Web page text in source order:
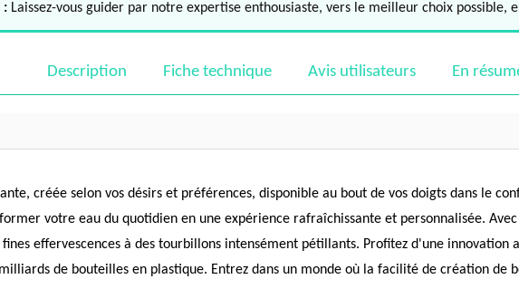
: Laissez-vous guider par notre expertise enthousiaste, vers le meilleur choix possible,
Description Fiche technique Avis utilisateurs En
créée selon vos désirs et préférences, disponible au bout de vos doigts dans le
votre eau du quotidien en une expérience rafraîchissante et personnalisée. Avec
fines effervescences à des tourbillons intensément pétillants. Profitez d'une
de bouteilles en plastique. Entrez dans un monde où la facilité de création de